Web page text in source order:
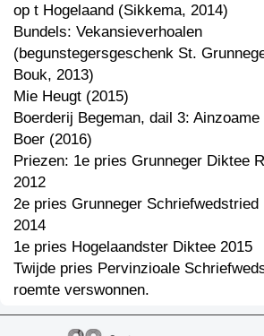
op t Hogelaand (Sikkema, 2014)
Bundels: Vekansieverhoalen
(begunstegersgeschenk St.
Bouk, 2013)
Mie Heugt (2015)
Boerderij Begeman, dail 3: Ainzoame
Boer (2016)
Priezen: 1e pries Grunneger Diktee
2012
2e pries Grunneger Schriefwedstried
2014
1e pries Hogelaandster Diktee 2015
Twijde pries Pervinzioale
roemte verswonnen.